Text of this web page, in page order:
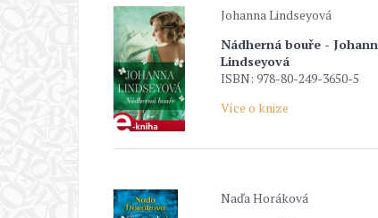
Johanna Lindseyová
Nádherná bouře -
Lindseyová
ISBN: 978-80-249-3650-5
Více o knize
Naďa Horáková